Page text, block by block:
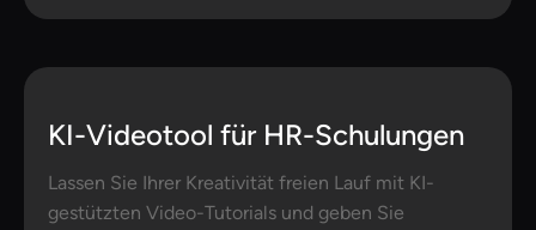
KI-Videotool für HR-Schulungen
Lassen Sie Ihrer Kreativität freien Lauf mit KI-
gestützten Video-Tutorials und geben Sie